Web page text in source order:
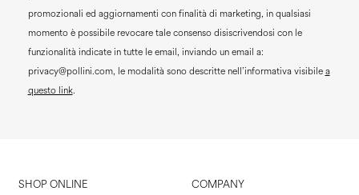
promozionali ed aggiornamenti con finalità di marketing, in qualsiasi
momento è possibile revocare tale consenso disiscrivendosi con le
funzionalità indicate in tutte le email, inviando un email a:
privacy@pollini.com, le modalità sono descritte nell’informativa visibilea
questo link.
SHOP ONLINE COMPANY